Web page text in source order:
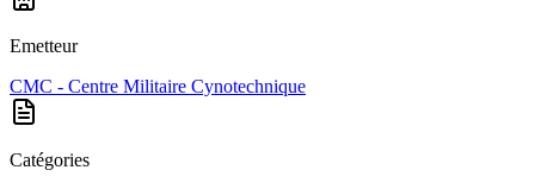
Emetteur
CMC - Centre Militaire Cynotechnique
Catégories